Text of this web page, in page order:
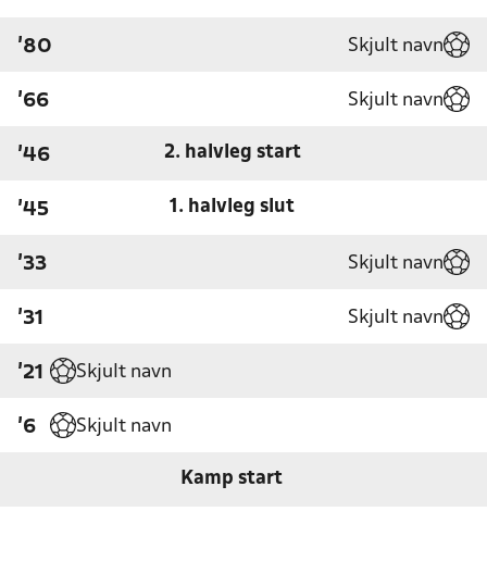
'80 Skjult navn
'66 Skjult navn
'46 2. halvleg start
'45 1. halvleg slut
'33 Skjult navn
'31 Skjult navn
'21 Skjult navn
'6 Skjult navn
Kamp start